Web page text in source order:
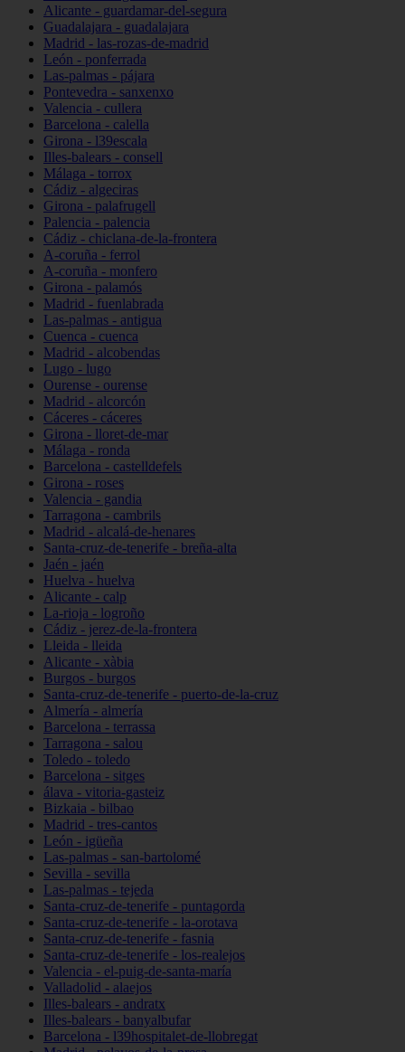
Alicante - guardamar-del-segura
Guadalajara - guadalajara
Madrid - las-rozas-de-madrid
León - ponferrada
Las-palmas - pájara
Pontevedra - sanxenxo
Valencia - cullera
Barcelona - calella
Girona - l39escala
Illes-balears - consell
Málaga - torrox
Cádiz - algeciras
Girona - palafrugell
Palencia - palencia
Cádiz - chiclana-de-la-frontera
A-coruña - ferrol
A-coruña - monfero
Girona - palamós
Madrid - fuenlabrada
Las-palmas - antigua
Cuenca - cuenca
Madrid - alcobendas
Lugo - lugo
Ourense - ourense
Madrid - alcorcón
Cáceres - cáceres
Girona - lloret-de-mar
Málaga - ronda
Barcelona - castelldefels
Girona - roses
Valencia - gandia
Tarragona - cambrils
Madrid - alcalá-de-henares
Santa-cruz-de-tenerife - breña-alta
Jaén - jaén
Huelva - huelva
Alicante - calp
La-rioja - logroño
Cádiz - jerez-de-la-frontera
Lleida - lleida
Alicante - xàbia
Burgos - burgos
Santa-cruz-de-tenerife - puerto-de-la-cruz
Almería - almería
Barcelona - terrassa
Tarragona - salou
Toledo - toledo
Barcelona - sitges
álava - vitoria-gasteiz
Bizkaia - bilbao
Madrid - tres-cantos
León - igüeña
Las-palmas - san-bartolomé
Sevilla - sevilla
Las-palmas - tejeda
Santa-cruz-de-tenerife - puntagorda
Santa-cruz-de-tenerife - la-orotava
Santa-cruz-de-tenerife - fasnia
Santa-cruz-de-tenerife - los-realejos
Valencia - el-puig-de-santa-maría
Valladolid - alaejos
Illes-balears - andratx
Illes-balears - banyalbufar
Barcelona - l39hospitalet-de-llobregat